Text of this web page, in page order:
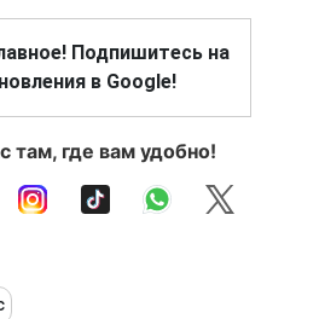
Подпишитесь на
в Google!
там, где вам удобно!